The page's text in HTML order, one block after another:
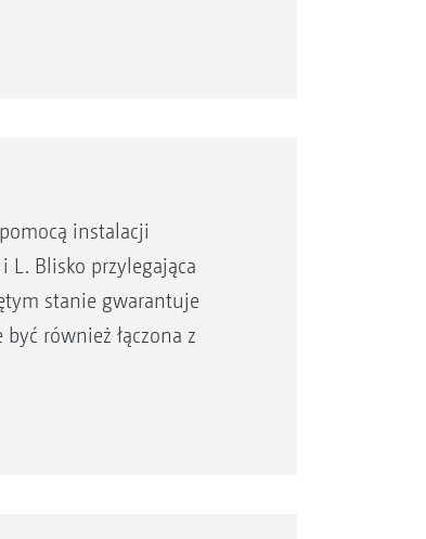
instalacji
L. Blisko przylegająca
stanie gwarantuje
również łączona z